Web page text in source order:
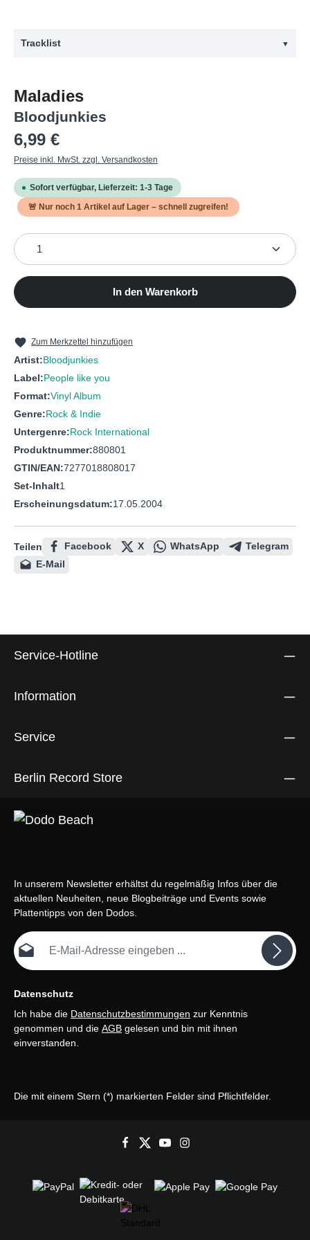
Tracklist ▼
1 Caldera
2 June Gloom
3 Maladies
4 This Cursed Place
5 Raise Me Glass To You
6 51st State
7
8 Deer Rifle
11 The Man Who Ate Himself
12 October Leaves
Thirteen
14 Deliver Us From Harm
15 R.I.P.
17 My Hero
Maladies
Bloodjunkies
Regulärer Preis:
6,99 €
Preise inkl. MwSt. zzgl. Versandkosten
Sofort verfügbar, Lieferzeit: 1-3 Tage
🚨 Nur noch 1 Artikel auf Lager – schnell zugreifen!
Produkt Anzahl: Gib den gewünschten Wert ein
In den Warenkorb
Zum Merkzettel hinzufügen
Artist:Bloodjunkies
Label:People like you
Format:Vinyl Album
Genre:Rock & Indie
Untergenre:Rock International
Produktnummer:880801
GTIN/EAN:7277018808017
Set-Inhalt1
Erscheinungsdatum:17.05.2004
Teilen Facebook X WhatsApp
Telegram
E-Mail
Service-Hotline
Information
Service
Berlin Record Store
In unserem Newsletter erhältst du regelmäßig Infos über die
aktuellen Neuheiten, neue Blogbeiträge und Events sowie
Plattentipps von den Dodos.
E-Mail-Adresse*
Datenschutz
Ich habe die Datenschutzbestimmungen zur Kenntnis
genommen und die AGB gelesen und bin mit ihnen
einverstanden.
Die mit einem Stern (*) markierten Felder sind Pflichtfelder.